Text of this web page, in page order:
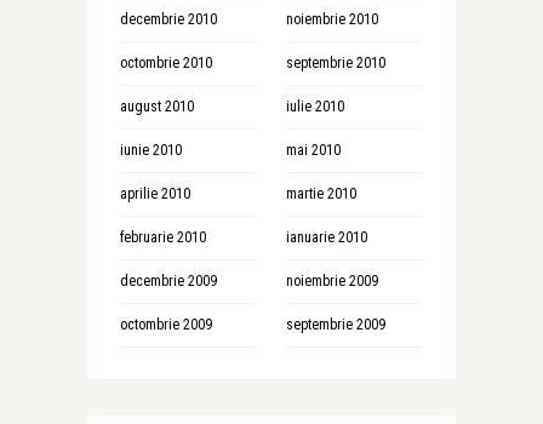
decembrie 2010 noiembrie 2010
octombrie 2010 septembrie 2010
august 2010 iulie 2010
iunie 2010 mai 2010
aprilie 2010 martie 2010
februarie 2010 ianuarie 2010
decembrie 2009 noiembrie 2009
octombrie 2009 septembrie 2009